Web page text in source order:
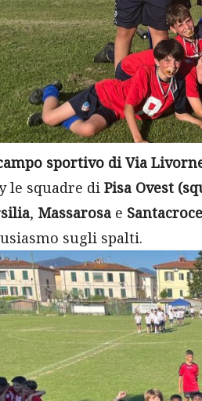
sportivo di Via
le squadre di Pisa Ovest
, Massarosa e Santacroce
sugli spalti.